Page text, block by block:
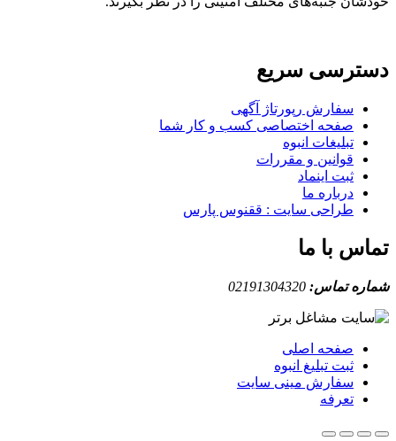
سریع
سفارش رپورتاژ آگهی
صفحه اختصاصی کسب و کار شما
تبلیغات انبوه
قوانین و مقررات
ثبت اینماد
درباره ما
طراحی سایت : ققنوس پارس
با ما
تماس:02191304320
صفحه اصلی
ثبت تبلیغ انبوه
سفارش مینی سایت
تعرفه